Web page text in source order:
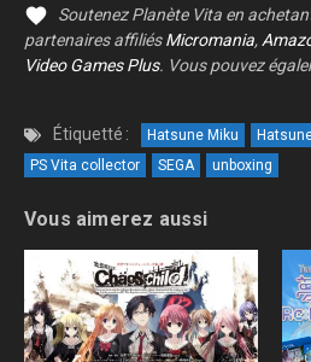
Soutenez Planète Vita en
partenaires affiliésMicromania,
Video Games Plus. Vous pouvez
Étiquetté : Hatsune Miku
PS Vita collector
SEGA unboxing
Vous aimerez aussi